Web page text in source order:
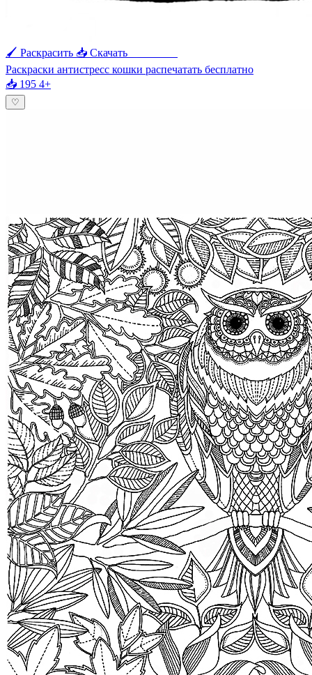
🖌 Раскрасить 📥 Скачать
Раскраски антистресс кошки распечатать бесплатно
📥 195 4+
♡